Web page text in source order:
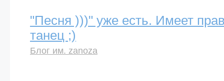
"Песня )))" уже есть. Имеет
танец ;)
Блог им. zanoza